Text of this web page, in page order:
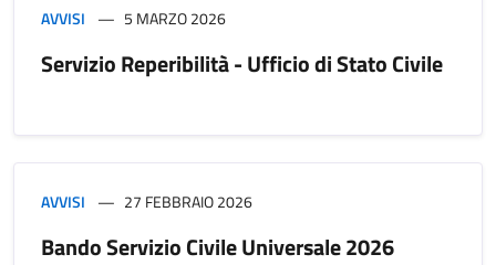
AVVISI 5 MARZO 2026
Servizio Reperibilità - Ufficio di Stato Civile
AVVISI 27 FEBBRAIO 2026
Bando Servizio Civile Universale 2026